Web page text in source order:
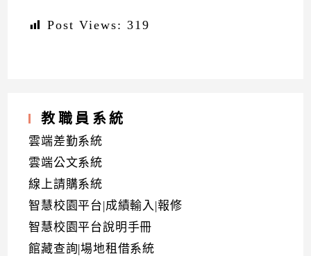
Post Views: 319
教職員系統
雲端差勤系統
雲端公文系統
線上請購系統
智慧校園平台|成績輸入|報修
智慧校園平台說明手冊
館藏查詢|場地租借系統